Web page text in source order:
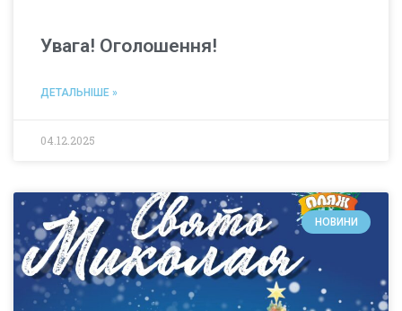
Увага! Оголошення!
ДЕТАЛЬНІШЕ »
04.12.2025
НОВИНИ